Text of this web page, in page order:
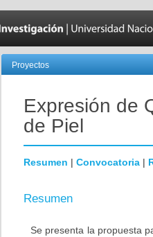
Proyectos
Expresión de
de Piel
Resumen | Convocatoria |
Resumen
Se presenta la propuesta